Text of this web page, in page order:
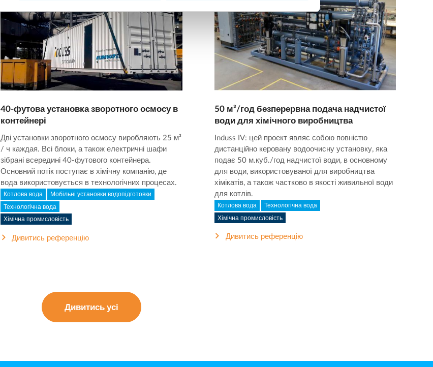
40-футова установка зворотного осмосу в
контейнері
Дві установки зворотного осмосу виробляють 25 м³
/ ч каждая. Всі блоки, а також електричні шафи
зібрані всередині 40-футового контейнера.
Основний потік поступає в хімічну компанію, де
вода використовується в технологічних процесах.
Котлова вода Мобільні установки водопідготовки
Технологічна вода
Хімічна промисловість
Дивитись референцію
50 м³/год безперервна подача надчистої
води для хімічного виробництва
Induss IV: цей проект являє собою повністю
дистанційно керовану водоочисну установку, яка
подає 50 м.куб./год надчистої води, в основному
для води, використовуваної для виробництва
хімікатів, а також частково в якості живильної води
для котлів.
Котлова вода Технологічна вода
Хімічна промисловість
Дивитись референцію
Дивитись усі